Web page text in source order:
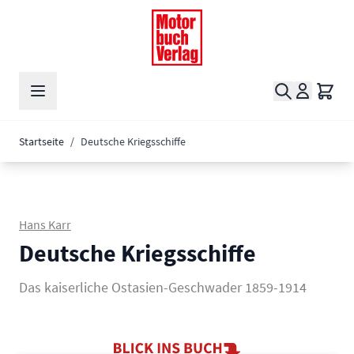
Suche
Startseite / Deutsche Kriegsschiffe
Hans Karr
Deutsche Kriegsschiffe
Das kaiserliche Ostasien-Geschwader 1859-1914